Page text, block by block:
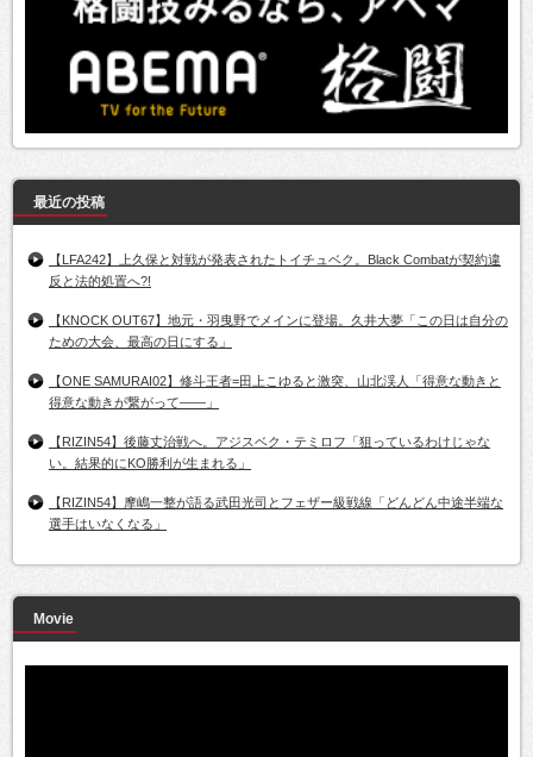
最近の投稿
【LFA242】上久保と対戦が発表されたトイチュベク。Black Combatが契約違
反と法的処置へ?!
【KNOCK OUT67】地元・羽曳野でメインに登場。久井大夢「この日は自分の
ための大会、最高の日にする」
【ONE SAMURAI02】修斗王者=田上こゆると激突、山北渓人「得意な動きと
得意な動きが繋がって――」
【RIZIN54】後藤丈治戦へ。アジスベク・テミロフ「狙っているわけじゃな
い。結果的にKO勝利が生まれる」
【RIZIN54】摩嶋一整が語る武田光司とフェザー級戦線「どんどん中途半端な
選手はいなくなる」
Movie